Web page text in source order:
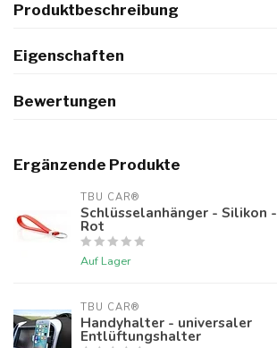
Produktbeschreibung
Eigenschaften
Bewertungen
Ergänzende Produkte
TBU CAR®
Schlüsselanhänger - Silikon -
Rot
Auf Lager
TBU CAR®
Handyhalter - universaler
Entlüftungshalter